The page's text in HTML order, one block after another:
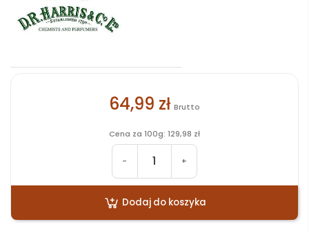
64,99 zł Brutto
Cena za 100g: 129,98 zł
- +
Dodaj do koszyka